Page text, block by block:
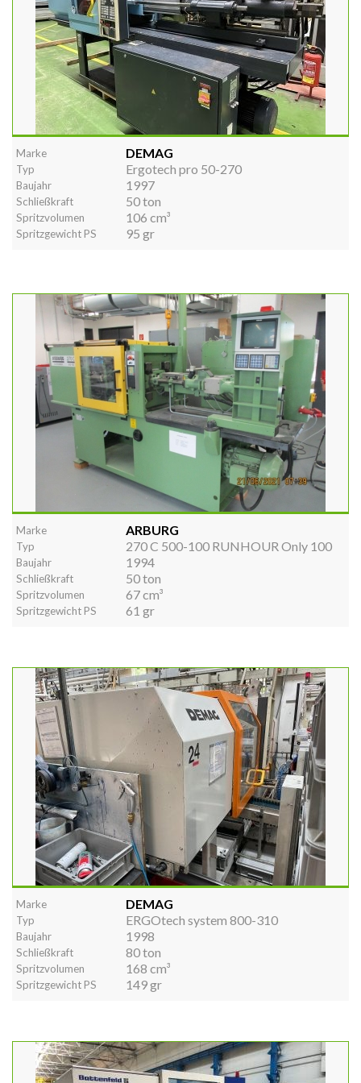
Marke DEMAG
Typ Ergotech pro 50-270
Baujahr 1997
Schließkraft 50 ton
Spritzvolumen 106 cm³
Spritzgewicht PS 95 gr
Marke ARBURG
Typ 270 C 500-100 RUNHOUR Only 100
Baujahr 1994
Schließkraft 50 ton
Spritzvolumen 67 cm³
Spritzgewicht PS 61 gr
Marke DEMAG
Typ ERGOtech system 800-310
Baujahr 1998
Schließkraft 80 ton
Spritzvolumen 168 cm³
Spritzgewicht PS 149 gr